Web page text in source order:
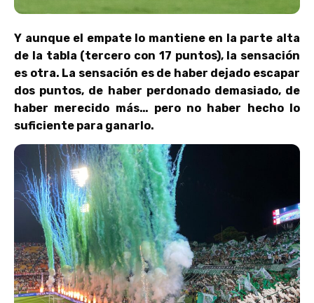
Y aunque el empate lo mantiene en la parte alta
de la tabla (tercero con 17 puntos), la sensación
es otra. La sensación es de haber dejado escapar
dos puntos, de haber perdonado demasiado, de
haber merecido más… pero no haber hecho lo
suficiente para ganarlo.